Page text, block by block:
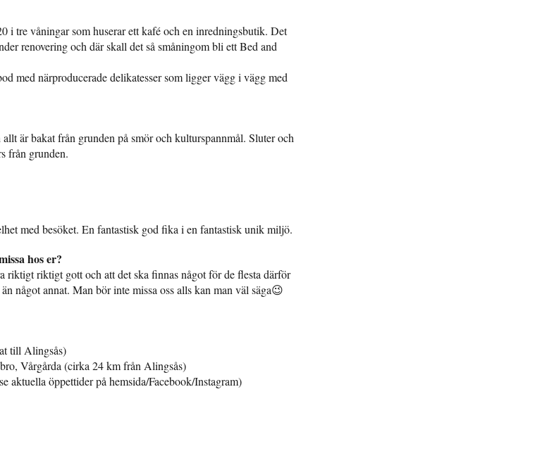
i tre våningar som huserar ett kafé och en inredningsbutik. Det
renovering och där skall det så småningom bli ett Bed and
med närproducerade delikatesser som ligger vägg i vägg med
är bakat från grunden på smör och kulturspannmål. Sluter och
från grunden.
med besöket. En fantastisk god fika i en fantastisk unik miljö.
hos er?
riktigt riktigt gott och att det ska finnas något för de flesta därför
något annat. Man bör inte missa oss alls kan man väl säga😉
till Alingsås)
Vårgårda (cirka 24 km från Alingsås)
aktuella öppettider på hemsida/Facebook/Instagram)